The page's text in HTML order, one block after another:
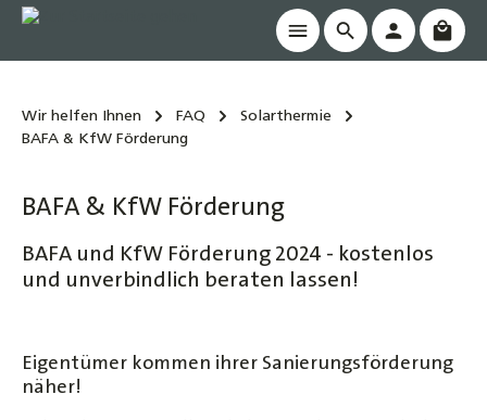
springen
Wir helfen Ihnen FAQ
Solarthermie
BAFA & KfW Förderung
BAFA & KfW Förderung
BAFA und KfW Förderung 2024 - kostenlos
und unverbindlich beraten lassen!
Eigentümer kommen ihrer Sanierungsförderung
näher!